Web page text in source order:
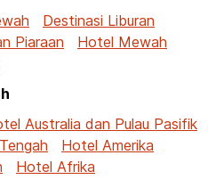
Destinasi Liburan
Piaraan
Hotel Mewah
Australia dan Pulau Pasifik
Hotel Amerika
Hotel Afrika